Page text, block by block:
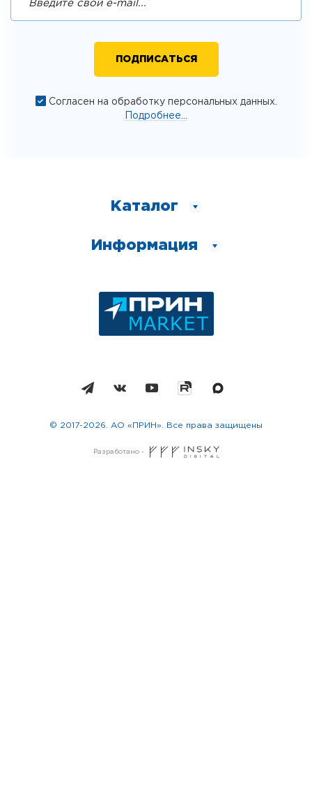
Согласен на обработку персональных данных.
Подробнее...
Каталог
Информация
Разработано -
© 2017-2026. АО «ПРИН». Все права защищены